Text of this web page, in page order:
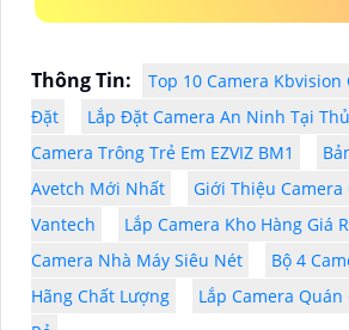
Thông Tin:
Top 10 Camera Kbvision
Đặt
Lắp Đặt Camera An Ninh Tại
Camera Trông Trẻ Em EZVIZ BM1
Avetch Mới Nhất
Giới Thiệu Camera
Vantech
Lắp Camera Kho Hàng Giá
Camera Nhà Máy Siêu Nét
Bộ 4
Hãng Chất Lượng
Lắp Camera Quán